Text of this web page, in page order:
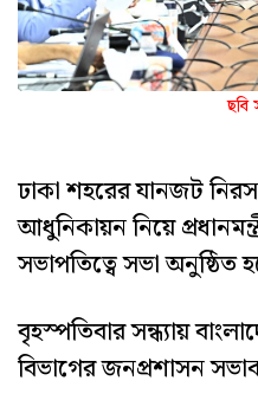
ছবি
ঢাকা শহরের যানজট
আধুনিকায়ন নিয়ে
সভাপতিত্বে সভা অনুষ্ঠিত
বৃহস্পতিবার সন্ধ্যায়
বিভাগের জনপ্রশাসন